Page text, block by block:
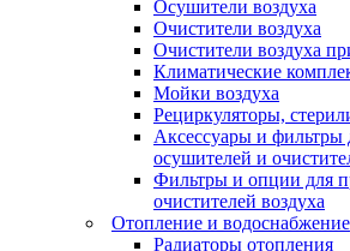
Осушители воздуха
Очистители воздуха
Очистители воздуха
Климатические
Мойки воздуха
Рециркуляторы,
Аксессуары и фильтры
осушителей и
Фильтры и опции для
очистителей воздуха
Отопление и водоснабжение
Радиаторы отопления